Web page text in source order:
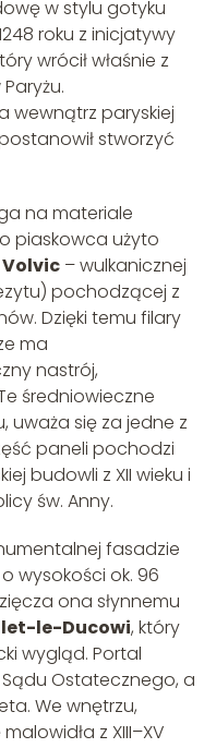
w stylu gotyku
roku z inicjatywy
wrócił właśnie z
wewnątrz paryskiej
stworzyć
na materiale
piaskowca użyto
– wulkanicznej
pochodzącej z
Dzięki temu filary
ma
nastrój,
średniowieczne
uważa się za jedne z
paneli pochodzi
budowli z XII wieku i
św. Anny.
fasadzie
wysokości ok. 96
ona słynnemu
le-Ducowi, który
wygląd. Portal
Ostatecznego, a
We wnętrzu,
z XIII–XV